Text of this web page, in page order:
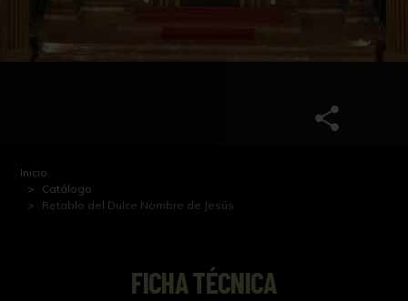
Inicio
Catálogo
Retablo del Dulce Nombre de Jesús
FICHA TÉCNICA